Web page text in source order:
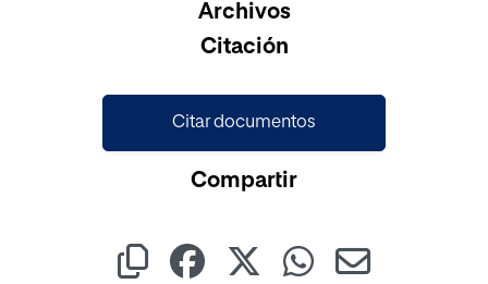
Archivos
Citación
Citar documentos
Compartir